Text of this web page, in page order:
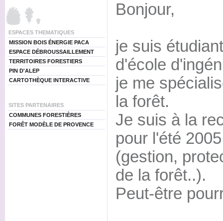
ESPACES THEMATIQUES
MISSION BOIS ÉNERGIE PACA
ESPACE DÉBROUSSAILLEMENT
TERRITOIRES FORESTIERS
PIN D'ALEP
CARTOTHÈQUE INTERACTIVE
SITES PARTENAIRES
COMMUNES FORESTIÈRES
FORÊT MODÈLE DE PROVENCE
Bonjour,
je suis
d'école
je me
la forêt.
Je suis à la
pour l'été
(gestion,
de la forêt..).
Peut-être